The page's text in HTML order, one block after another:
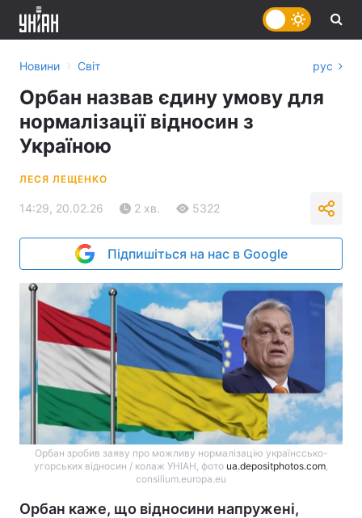
Новини › Світ рус
Орбан назвав єдину умову для
нормалізації відносин з
Україною
ЛЕСЯ ЛЕЩЕНКО
14:29, 20.02.26 2 хв. 5322
Підпишіться на нас в Google
Орбан зробив заяву про можливу нормалізацію українссько-
угорських відносин / колаж УНІАН, фото ua.depositphotos.com,
consilium.europa.eu
Орбан каже, що відносини напружені,